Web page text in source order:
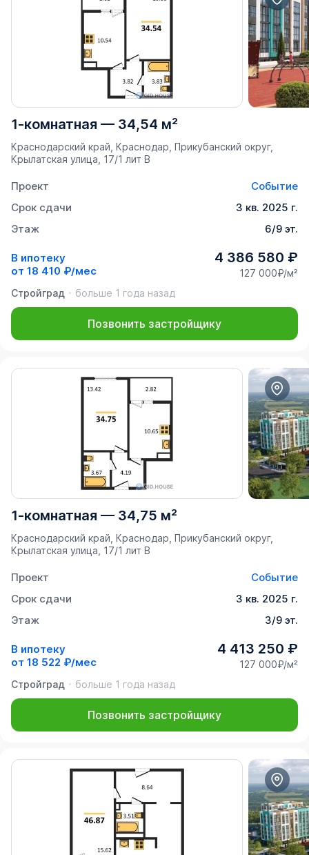
1-комнатная — 34,54 м²
Краснодарский край, Краснодар, Прикубанский округ,
Крылатская улица, 17/1 лит В
Проект
Событие
Срок сдачи
3 кв. 2025 г.
Этаж
6/9 эт.
В ипотеку
от 18 410 ₽/мес
4 386 580 ₽
127 000₽/м²
Стройград
больше 1 года назад
Позвонить застройщику
1-комнатная — 34,75 м²
Краснодарский край, Краснодар, Прикубанский округ,
Крылатская улица, 17/1 лит В
Проект
Событие
Срок сдачи
3 кв. 2025 г.
Этаж
3/9 эт.
В ипотеку
от 18 522 ₽/мес
4 413 250 ₽
127 000₽/м²
Стройград
больше 1 года назад
Позвонить застройщику